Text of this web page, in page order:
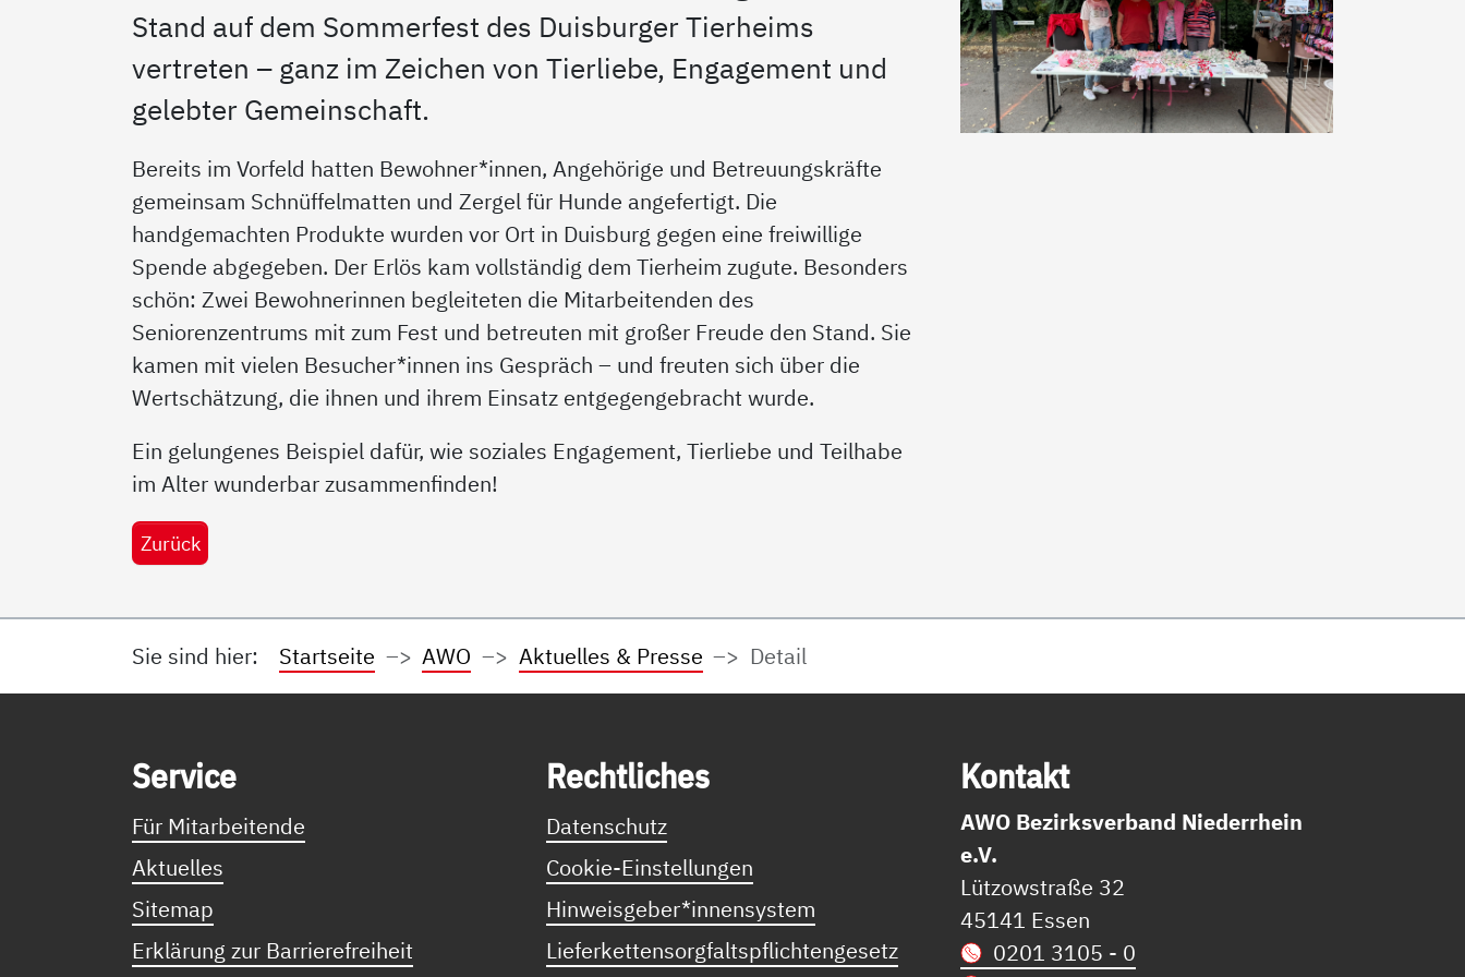
Stand auf dem Sommerfest des Duisburger Tierheims
vertreten – ganz im Zeichen von Tierliebe, Engagement und
gelebter Gemeinschaft.
Bereits im Vorfeld hatten Bewohner*innen, Angehörige und Betreuungskräfte
gemeinsam Schnüffelmatten und Zergel für Hunde angefertigt. Die
handgemachten Produkte wurden vor Ort in Duisburg gegen eine freiwillige
Spende abgegeben. Der Erlös kam vollständig dem Tierheim zugute. Besonders
schön: Zwei Bewohnerinnen begleiteten die Mitarbeitenden des
Seniorenzentrums mit zum Fest und betreuten mit großer Freude den Stand. Sie
kamen mit vielen Besucher*innen ins Gespräch – und freuten sich über die
Wertschätzung, die ihnen und ihrem Einsatz entgegengebracht wurde.
Ein gelungenes Beispiel dafür, wie soziales Engagement, Tierliebe und Teilhabe
im Alter wunderbar zusammenfinden!
Zurück
Sie sind hier: Startseite AWO Aktuelles & Presse Detail
Ser­vice
Für Mitarbeitende
Aktuelles
Sitemap
Erklärung zur Barrierefreiheit
Recht­li­ches
Datenschutz
Cookie-Einstellungen
Hinweisgeber*innensystem
Lieferkettensorgfaltspflichtengesetz
Kon­takt
AWO Bezirksverband Niederrhein
e.V.
Lützowstraße 32
45141 Essen
0201 3105 - 0